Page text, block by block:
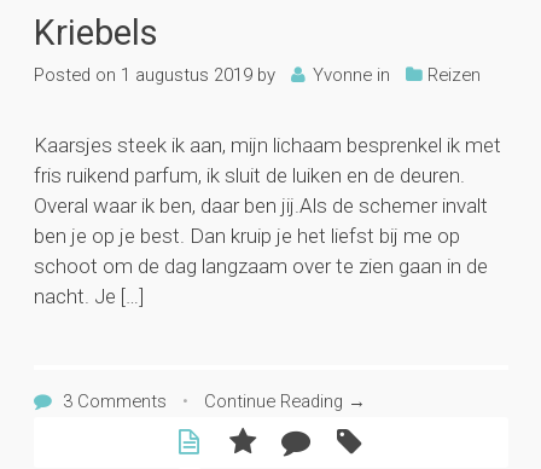
Kriebels
Posted on 1 augustus 2019 by Yvonne in Reizen
Kaarsjes steek ik aan, mijn lichaam besprenkel ik met
fris ruikend parfum, ik sluit de luiken en de deuren.
Overal waar ik ben, daar ben jij.Als de schemer invalt
ben je op je best. Dan kruip je het liefst bij me op
schoot om de dag langzaam over te zien gaan in de
nacht. Je […]
3 Comments • Continue Reading →